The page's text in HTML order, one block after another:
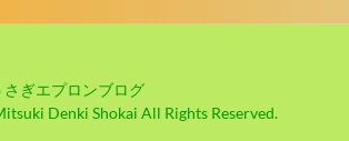
ぎエプロンブログ
Denki Shokai All Rights Reserved.